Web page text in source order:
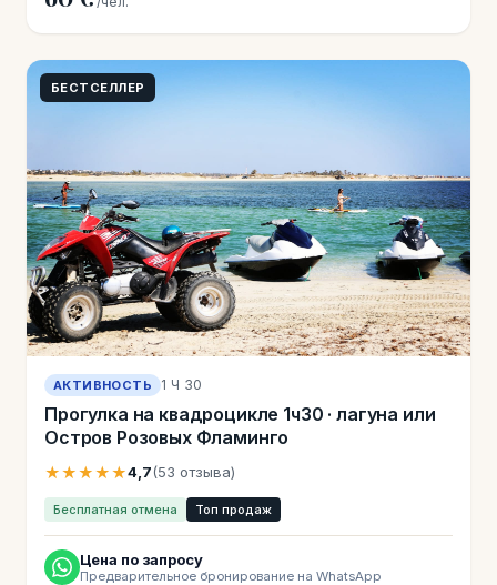
БЕСТСЕЛЛЕР
АКТИВНОСТЬ 1 Ч 30
Прогулка на квадроцикле 1ч30 · лагуна или
Остров Розовых Фламинго
★★★★★4,7(53 отзыва)
Бесплатная отмена Топ продаж
Цена по запросу
Предварительное бронирование на WhatsApp